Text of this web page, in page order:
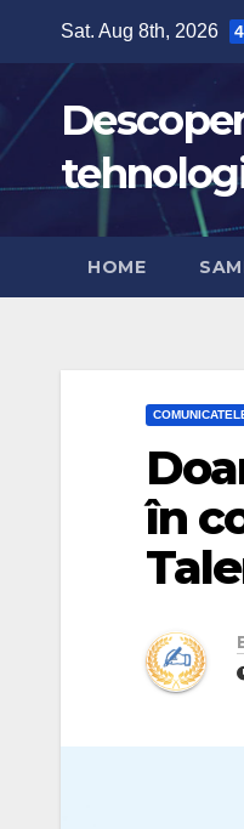
content
Sat. Aug 8th, 2026
HOME
în